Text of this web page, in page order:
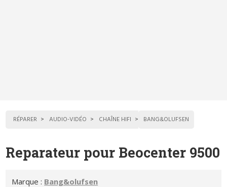
RÉPARER AUDIO-VIDÉO CHAÎNE HIFI BANG&OLUFSEN
Reparateur pour Beocenter 9500
Marque : Bang&olufsen